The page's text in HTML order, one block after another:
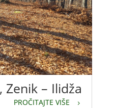
Zenik – Ilidža
PROČITAJTE VIŠE